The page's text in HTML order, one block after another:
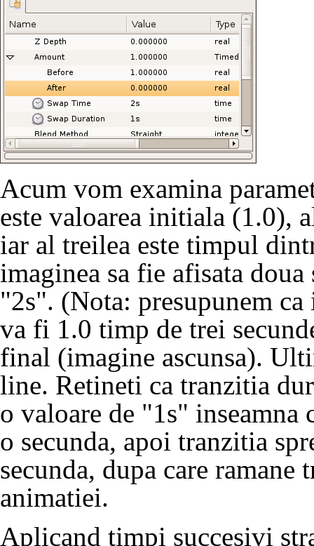
Acum vom examina
este valoarea initiala (1.0),
iar al treilea este timpul
imaginea sa fie afisata
"2s". (Nota: presupunem
va fi 1.0 timp de trei
final (imagine ascunsa).
line. Retineti ca tranzitia
o valoare de "1s" inseamna
o secunda, apoi tranzitia
secunda, dupa care
animatiei.
Aplicand timpi succesivi